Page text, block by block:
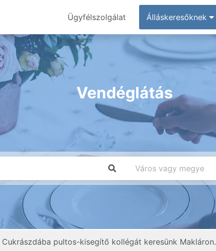
Ügyfélszolgálat Álláskeresőknek
Vendéglátás
Cukrászdába pultos-kisegítő kollégát keresünk Makláron.